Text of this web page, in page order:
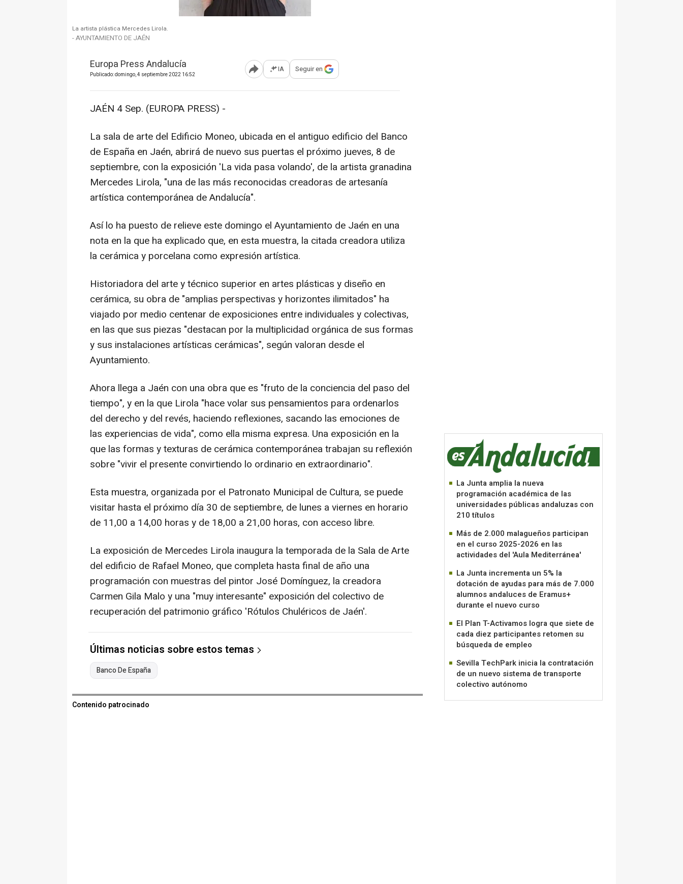
La artista plástica Mercedes Lirola.
- AYUNTAMIENTO DE JAÉN
Europa Press Andalucía
Publicado: domingo, 4 septiembre 2022 16:52 Abrir opciones para compartir
IA Seguir en
JAÉN 4 Sep. (EUROPA PRESS) -
La sala de arte del Edificio Moneo, ubicada en el antiguo edificio del Banco
de España en Jaén, abrirá de nuevo sus puertas el próximo jueves, 8 de
septiembre, con la exposición 'La vida pasa volando', de la artista granadina
Mercedes Lirola, "una de las más reconocidas creadoras de artesanía
artística contemporánea de Andalucía".
Así lo ha puesto de relieve este domingo el Ayuntamiento de Jaén en una
nota en la que ha explicado que, en esta muestra, la citada creadora utiliza
la cerámica y porcelana como expresión artística.
Historiadora del arte y técnico superior en artes plásticas y diseño en
cerámica, su obra de "amplias perspectivas y horizontes ilimitados" ha
viajado por medio centenar de exposiciones entre individuales y colectivas,
en las que sus piezas "destacan por la multiplicidad orgánica de sus formas
y sus instalaciones artísticas cerámicas", según valoran desde el
Ayuntamiento.
Ahora llega a Jaén con una obra que es "fruto de la conciencia del paso del
tiempo", y en la que Lirola "hace volar sus pensamientos para ordenarlos
del derecho y del revés, haciendo reflexiones, sacando las emociones de
las experiencias de vida", como ella misma expresa. Una exposición en la
que las formas y texturas de cerámica contemporánea trabajan su reflexión
sobre "vivir el presente convirtiendo lo ordinario en extraordinario".
Esta muestra, organizada por el Patronato Municipal de Cultura, se puede
visitar hasta el próximo día 30 de septiembre, de lunes a viernes en horario
de 11,00 a 14,00 horas y de 18,00 a 21,00 horas, con acceso libre.
La exposición de Mercedes Lirola inaugura la temporada de la Sala de Arte
del edificio de Rafael Moneo, que completa hasta final de año una
programación con muestras del pintor José Domínguez, la creadora
Carmen Gila Malo y una "muy interesante" exposición del colectivo de
recuperación del patrimonio gráfico 'Rótulos Chuléricos de Jaén'.
Últimas noticias sobre estos temas
Banco De España
Contenido patrocinado
La Junta amplia la nueva
programación académica de las
universidades públicas andaluzas con
210 títulos
Más de 2.000 malagueños participan
en el curso 2025-2026 en las
actividades del 'Aula Mediterránea'
La Junta incrementa un 5% la
dotación de ayudas para más de 7.000
alumnos andaluces de Eramus+
durante el nuevo curso
El Plan T-Activamos logra que siete de
cada diez participantes retomen su
búsqueda de empleo
Sevilla TechPark inicia la contratación
de un nuevo sistema de transporte
colectivo autónomo